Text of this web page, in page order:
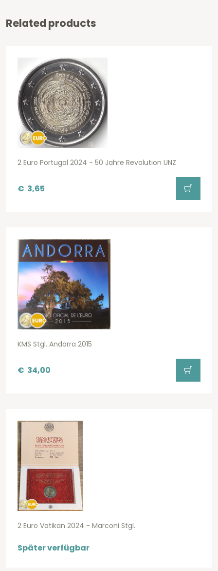
Related products
2 Euro Portugal 2024 - 50 Jahre Revolution UNZ
€ 3,65
KMS Stgl. Andorra 2015
€ 34,00
2 Euro Vatikan 2024 - Marconi Stgl.
Später verfügbar